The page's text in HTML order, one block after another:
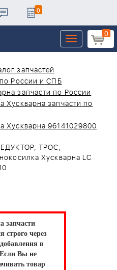
0
0
Toggle
navigation
запчастей
России и СПБ
запчасти по России
Хускварна запчасти по
Хускварна 96141029800
ТРОС,
Хускварна LC
запчасти
строго через
в
Если Вы не
товар